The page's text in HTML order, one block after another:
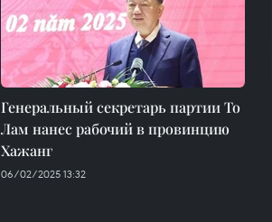
Генеральный секретарь партии То
Лам нанес рабочий в провинцию
Хажанг
06/02/2025 13:32